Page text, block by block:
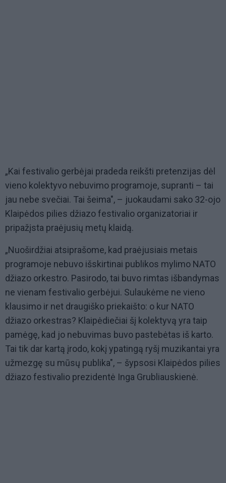
„Kai festivalio gerbėjai pradeda reikšti pretenzijas dėl
vieno kolektyvo nebuvimo programoje, supranti – tai
jau nebe svečiai. Tai šeima", – juokaudami sako 32-ojo
Klaipėdos pilies džiazo festivalio organizatoriai ir
pripažįsta praėjusių metų klaidą.
„Nuoširdžiai atsiprašome, kad praėjusiais metais
programoje nebuvo išskirtinai publikos mylimo NATO
džiazo orkestro. Pasirodo, tai buvo rimtas išbandymas
ne vienam festivalio gerbėjui. Sulaukėme ne vieno
klausimo ir net draugiško priekaišto: o kur NATO
džiazo orkestras? Klaipėdiečiai šį kolektyvą yra taip
pamėgę, kad jo nebuvimas buvo pastebėtas iš karto.
Tai tik dar kartą įrodo, kokį ypatingą ryšį muzikantai yra
užmezgę su mūsų publika", – šypsosi Klaipėdos pilies
džiazo festivalio prezidentė Inga Grubliauskienė.